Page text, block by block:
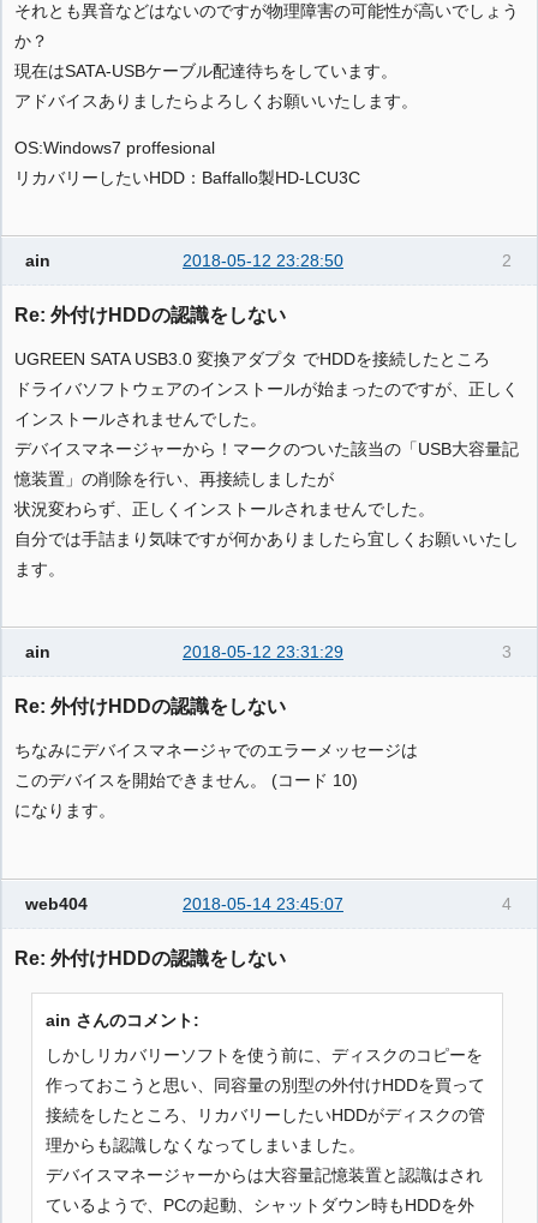
それとも異音などはないのですが物理障害の可能性が高いでしょう
か？
現在はSATA-USBケーブル配達待ちをしています。
アドバイスありましたらよろしくお願いいたします。
OS:Windows7 proffesional
リカバリーしたいHDD：Baffallo製HD-LCU3C
2
ain 2018-05-12 23:28:50
Re: 外付けHDDの認識をしない
UGREEN SATA USB3.0 変換アダプタ でHDDを接続したところ
ドライバソフトウェアのインストールが始まったのですが、正しく
インストールされませんでした。
デバイスマネージャーから！マークのついた該当の「USB大容量記
憶装置」の削除を行い、再接続しましたが
状況変わらず、正しくインストールされませんでした。
自分では手詰まり気味ですが何かありましたら宜しくお願いいたし
ます。
3
ain 2018-05-12 23:31:29
Re: 外付けHDDの認識をしない
ちなみにデバイスマネージャでのエラーメッセージは
このデバイスを開始できません。 (コード 10)
になります。
4
web404 2018-05-14 23:45:07
Re: 外付けHDDの認識をしない
ain さんのコメント:
しかしリカバリーソフトを使う前に、ディスクのコピーを
作っておこうと思い、同容量の別型の外付けHDDを買って
接続をしたところ、リカバリーしたいHDDがディスクの管
理からも認識しなくなってしまいました。
デバイスマネージャーからは大容量記憶装置と認識はされ
ているようで、PCの起動、シャットダウン時もHDDを外